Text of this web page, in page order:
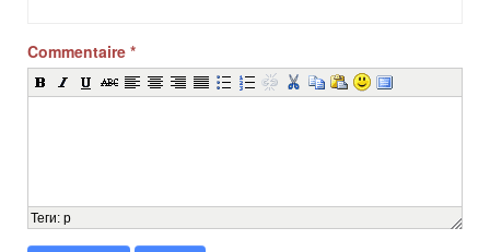
Commentaire *
Теги: p